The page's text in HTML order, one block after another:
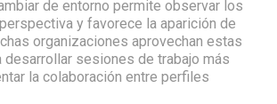
de entorno permite observar los
y favorece la aparición de
organizaciones aprovechan estas
desarrollar sesiones de trabajo más
la colaboración entre perfiles